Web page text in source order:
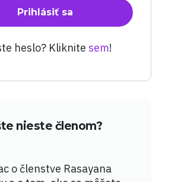
Prihlásiť sa
heslo? Kliknite sem!
nieste členom?
o členstve Rasayana